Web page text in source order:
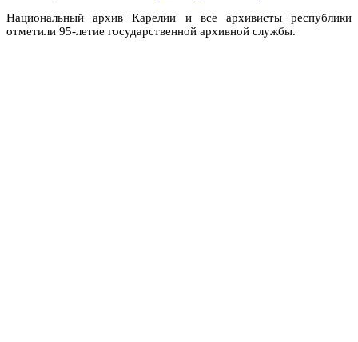
Национальный архив Карелии и все архивисты республики
отметили 95-летие государственной архивной службы.